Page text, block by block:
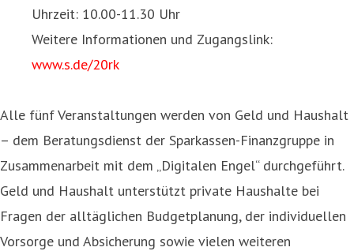
Uhrzeit: 10.00-11.30 Uhr
Weitere Informationen und Zugangslink:
www.s.de/20rk
Alle fünf Veranstaltungen werden von Geld und Haushalt
– dem Beratungsdienst der Sparkassen-Finanzgruppe in
Zusammenarbeit mit dem „Digitalen Engel“ durchgeführt.
Geld und Haushalt unterstützt private Haushalte bei
Fragen der alltäglichen Budgetplanung, der individuellen
Vorsorge und Absicherung sowie vielen weiteren